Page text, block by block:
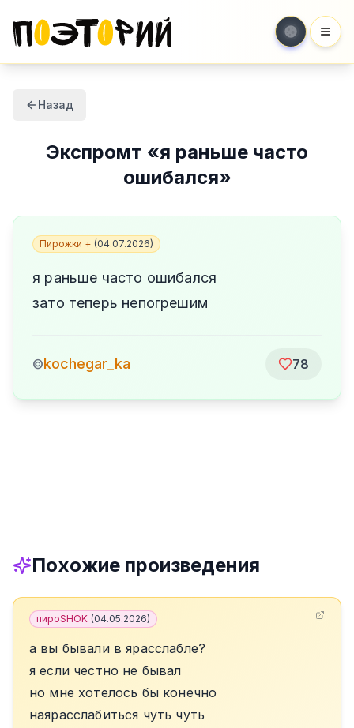
Назад
Экспромт «я раньше часто
ошибался»
Пирожки + (04.07.2026)
я раньше часто ошибался
зато теперь непогрешим
©kochegar_ka 78
Похожие произведения
пироSHOK (04.05.2026)
а вы бывали в ярасслабле?
я если честно не бывал
но мне хотелось бы конечно
наярасслабиться чуть чуть